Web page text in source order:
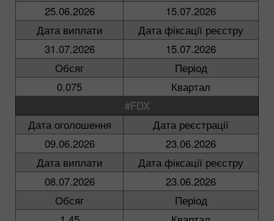
25.06.2026
15.07.2026
Дата виплати
Дата фіксації реєстру
31.07.2026
15.07.2026
Обсяг
Період
0.075
Квартал
#FDX
Дата оголошення
Дата реєстрації
09.06.2026
23.06.2026
Дата виплати
Дата фіксації реєстру
08.07.2026
23.06.2026
Обсяг
Період